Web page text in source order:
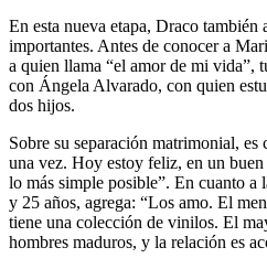
En esta nueva etapa, Draco también
importantes. Antes de conocer a
a quien llama “el amor de mi vida”,
con Ángela Alvarado, con quien
dos hijos.
Sobre su separación matrimonial,
una vez. Hoy estoy feliz, en un
lo más simple posible”. En cuanto a
y 25 años, agrega: “Los amo. El
tiene una colección de vinilos. El
hombres maduros, y la relación es